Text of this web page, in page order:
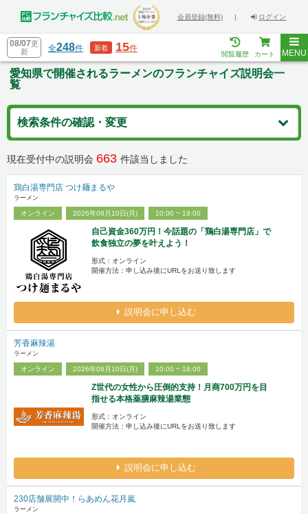
会員登録(無料) | ログイン
08/07更
新
全248件 新着 15件
閲覧履歴 カート MENU
愛知県で開催されるラーメンのフランチャイズ説明会一
覧
検索条件の確認・変更
現在受付中の説明会 663 件該当しました
鶏白湯専門店 つけ麺まるや
ラーメン
オンライン 2026年08月10日(月) 10:00 ~ 19:00
自己資金360万円！今話題の「鶏白湯専門店」で
飲食独立の夢を叶えよう！
形式：オンライン
開催方法：申し込み後にURLをお送り致します
説明会に申し込む
芳香麻辣湯
ラーメン
オンライン 2026年08月10日(月) 10:00 ~ 18:00
Z世代の女性から圧倒的支持！月商700万円を目
指せる本格薬膳麻辣湯業態
形式：オンライン
開催方法：申し込み後にURLをお送り致します
説明会に申し込む
230店舗展開中！らあめん花月嵐
ラーメン